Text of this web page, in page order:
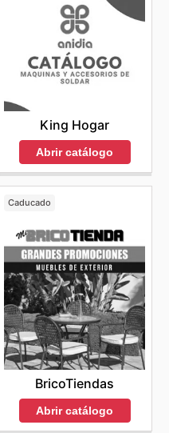
King Hogar
Abrir catálogo
Caducado
BricoTiendas
Abrir catálogo